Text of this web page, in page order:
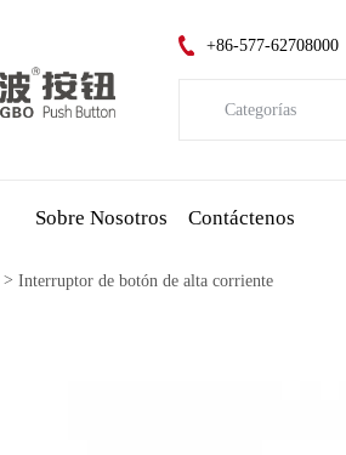
+86-577-62708000
Categorías
Sobre Nosotros Contáctenos
> Interruptor de botón de alta corriente